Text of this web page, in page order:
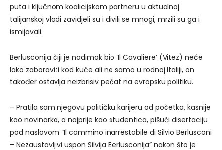
puta i ključnom koalicijskom partneru u aktualnoj
talijanskoj vladi zavidjeli su i divili se mnogi, mrzili su ga i
ismijavali.
Berlusconija čiji je nadimak bio ‘Il Cavaliere’ (Vitez) neće
lako zaboraviti kod kuće ali ne samo u rodnoj Italiji, on
također ostavlja neizbrisiv pečat na evropsku politiku.
– Pratila sam njegovu političku karijeru od početka, kasnije
kao novinarka, a najprije kao studentica, pišući disertaciju
pod naslovom “Il cammino inarrestabile di Silvio Berlusconi
– Nezaustavljivi uspon Silvija Berlusconija” nakon što je